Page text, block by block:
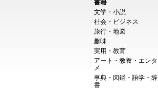
書籍
文学・小説
社会・ビジネス
旅行・地図
趣味
実用・教育
アート・教養・エンタ
メ
事典・図鑑・語学・辞
書